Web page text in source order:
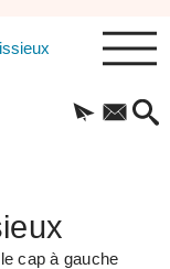
cap à gauche